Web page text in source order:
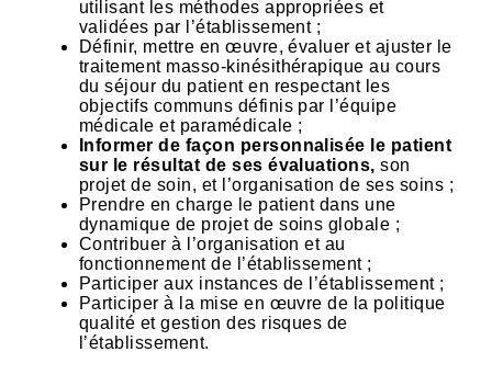
utilisant les méthodes appropriées et
validées par l’établissement ;
Définir, mettre en œuvre, évaluer et ajuster le
traitement masso-kinésithérapique au cours
du séjour du patient en respectant les
objectifs communs définis par l’équipe
médicale et paramédicale ;
Informer de façon personnalisée le patient
sur le résultat de ses évaluations, son
projet de soin, et l’organisation de ses soins ;
Prendre en charge le patient dans une
dynamique de projet de soins globale ;
Contribuer à l’organisation et au
fonctionnement de l’établissement ;
Participer aux instances de l’établissement ;
Participer à la mise en œuvre de la politique
qualité et gestion des risques de
l’établissement.